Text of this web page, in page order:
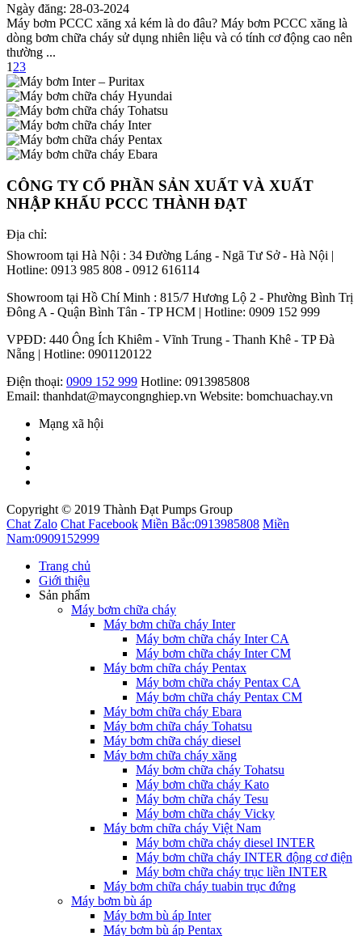
Ngày đăng: 28-03-2024
Máy bơm PCCC xăng xả kém là do đâu? Máy bơm PCCC xăng là
dòng bơm chữa cháy sử dụng nhiên liệu và có tính cơ động cao nên
thường ...
1 23
CÔNG TY CỔ PHẦN SẢN XUẤT VÀ XUẤT
NHẬP KHẨU PCCC THÀNH ĐẠT
Địa chỉ:
Showroom tại Hà Nội : 34 Đường Láng - Ngã Tư Sở - Hà Nội |
Hotline: 0913 985 808 - 0912 616114
Showroom tại Hồ Chí Minh : 815/7 Hương Lộ 2 - Phường Bình Trị
Đông A - Quận Bình Tân - TP HCM | Hotline: 0909 152 999
VPĐD: 440 Ông Ích Khiêm - Vĩnh Trung - Thanh Khê - TP Đà
Nẵng | Hotline: 0901120122
Điện thoại: 0909 152 999 Hotline: 0913985808
Email: thanhdat@maycongnghiep.vn Website: bomchuachay.vn
Mạng xã hội
Copyright © 2019 Thành Đạt Pumps Group
Chat Zalo Chat Facebook Miền Bắc:0913985808 Miền
Nam:0909152999
Trang chủ
Giới thiệu
Sản phẩm
Máy bơm chữa cháy
Máy bơm chữa cháy Inter
Máy bơm chữa cháy Inter CA
Máy bơm chữa cháy Inter CM
Máy bơm chữa cháy Pentax
Máy bơm chữa cháy Pentax CA
Máy bơm chữa cháy Pentax CM
Máy bơm chữa cháy Ebara
Máy bơm chữa cháy Tohatsu
Máy bơm chữa cháy diesel
Máy bơm chữa cháy xăng
Máy bơm chữa cháy Tohatsu
Máy bơm chữa cháy Kato
Máy bơm chữa cháy Tesu
Máy bơm chữa cháy Vicky
Máy bơm chữa cháy Việt Nam
Máy bơm chữa cháy diesel INTER
Máy bơm chữa cháy INTER động cơ điện
Máy bơm chữa cháy trục liền INTER
Máy bơm chữa cháy tuabin trục đứng
Máy bơm bù áp
Máy bơm bù áp Inter
Máy bơm bù áp Pentax